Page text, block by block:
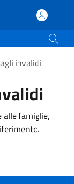
invalidi
alle famiglie,